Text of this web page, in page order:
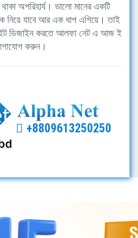
অপরিহার্য। ভালো মানের একটি
নিয়ে যাবে আর এক ধাপ এগিয়ে। তাই
ডিজাইন করতে আলফা নেট এ আজ ই
করুন।
+8809613250250